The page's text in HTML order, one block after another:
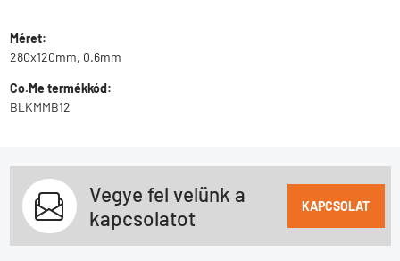
Méret:
280x120mm, 0.6mm
Co.Me termékkód:
BLKMMB12
Vegye fel velünk a
kapcsolatot
KAPCSOLAT